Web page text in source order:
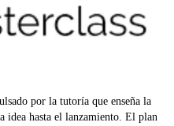
por la tutoría que enseña la
idea hasta el lanzamiento. El plan